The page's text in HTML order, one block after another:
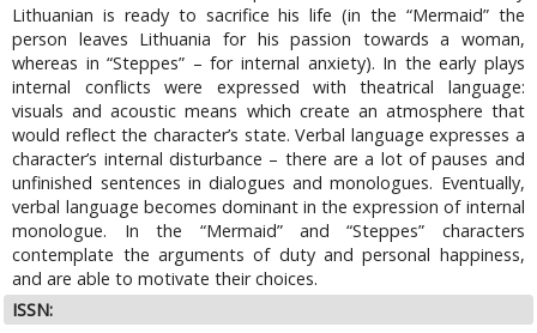
Lithuanian is ready to sacrifice his life (in the “Mermaid” the
person leaves Lithuania for his passion towards a woman,
whereas in “Steppes” – for internal anxiety). In the early plays
internal conflicts were expressed with theatrical language:
visuals and acoustic means which create an atmosphere that
would reflect the character’s state. Verbal language expresses a
character’s internal disturbance – there are a lot of pauses and
unfinished sentences in dialogues and monologues. Eventually,
verbal language becomes dominant in the expression of internal
monologue. In the “Mermaid” and “Steppes” characters
contemplate the arguments of duty and personal happiness,
and are able to motivate their choices.
ISSN: